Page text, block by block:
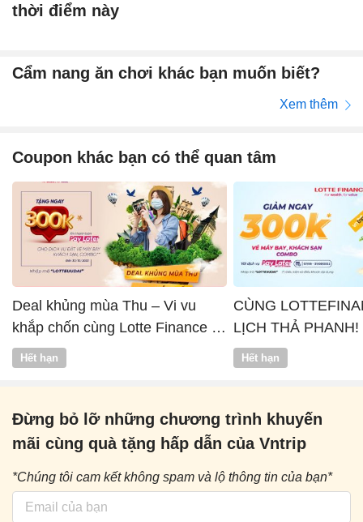
thời điểm này
Cẩm nang ăn chơi khác bạn muốn biết?
Xem thêm
Coupon khác bạn có thể quan tâm
Deal khủng mùa Thu – Vi vu
khắp chốn cùng Lotte Finance x
Vntrip
Hết hạn
CÙNG
LỊCH THẢ PHANH!
Hết hạn
Đừng bỏ lỡ những chương trình khuyến
mãi cùng quà tặng hấp dẫn của Vntrip
*Chúng tôi cam kết không spam và lộ thông tin của bạn*